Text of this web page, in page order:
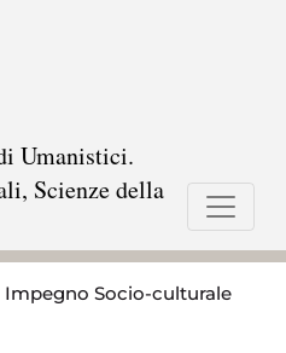
Umanistici.
Scienze della
Impegno Socio-culturale